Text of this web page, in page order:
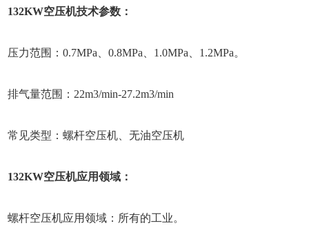
132KW空压机技术参数：
压力范围：0.7MPa、0.8MPa、1.0MPa、1.2MPa。
排气量范围：22m3/min-27.2m3/min
常见类型：螺杆空压机、无油空压机
132KW空压机应用领域：
螺杆空压机应用领域：所有的工业。